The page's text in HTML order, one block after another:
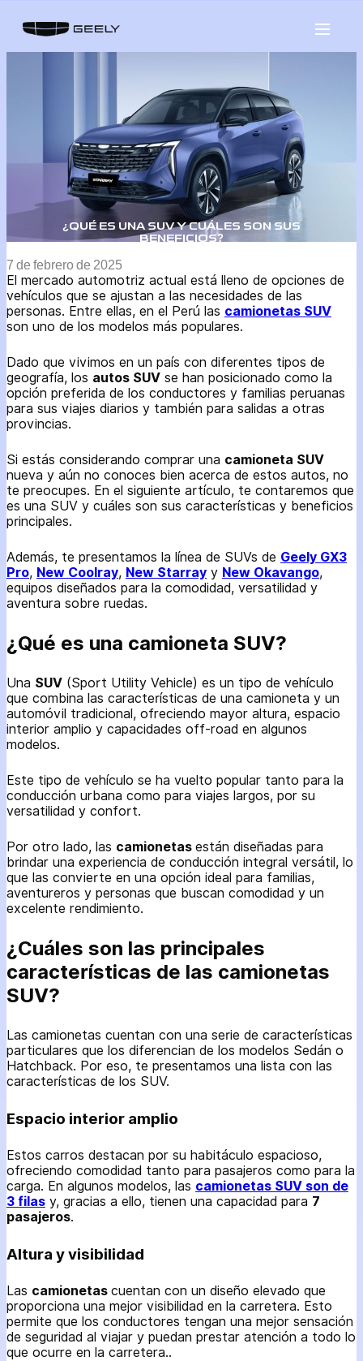
¿QUÉ ES UNA SUV Y CUÁLES SON SUS
BENEFICIOS?
7 de febrero de 2025
El mercado automotriz actual está lleno de opciones de
vehículos que se ajustan a las necesidades de las
personas. Entre ellas, en el Perú las camionetas SUV
son uno de los modelos más populares.
Dado que vivimos en un país con diferentes tipos de
geografía, los autos SUV se han posicionado como la
opción preferida de los conductores y familias peruanas
para sus viajes diarios y también para salidas a otras
provincias.
Si estás considerando comprar una camioneta SUV
nueva y aún no conoces bien acerca de estos autos, no
te preocupes. En el siguiente artículo, te contaremos que
es una SUV y cuáles son sus características y beneficios
principales.
Además, te presentamos la línea de SUVs de Geely GX3
Pro, New Coolray, New Starray y New Okavango,
equipos diseñados para la comodidad, versatilidad y
aventura sobre ruedas.
¿Qué es una camioneta SUV?
Una SUV (Sport Utility Vehicle) es un tipo de vehículo
que combina las características de una camioneta y un
automóvil tradicional, ofreciendo mayor altura, espacio
interior amplio y capacidades off-road en algunos
modelos.
Este tipo de vehículo se ha vuelto popular tanto para la
conducción urbana como para viajes largos, por su
versatilidad y confort.
Por otro lado, las camionetas están diseñadas para
brindar una experiencia de conducción integral versátil, lo
que las convierte en una opción ideal para familias,
aventureros y personas que buscan comodidad y un
excelente rendimiento.
¿Cuáles son las principales
características de las camionetas
SUV?
Las camionetas cuentan con una serie de características
particulares que los diferencian de los modelos Sedán o
Hatchback. Por eso, te presentamos una lista con las
características de los SUV.
Espacio interior amplio
Estos carros destacan por su habitáculo espacioso,
ofreciendo comodidad tanto para pasajeros como para la
carga. En algunos modelos, las camionetas SUV son de
3 filas y, gracias a ello, tienen una capacidad para 7
pasajeros.
Altura y visibilidad
Las camionetas cuentan con un diseño elevado que
proporciona una mejor visibilidad en la carretera. Esto
permite que los conductores tengan una mejor sensación
de seguridad al viajar y puedan prestar atención a todo lo
que ocurre en la carretera..